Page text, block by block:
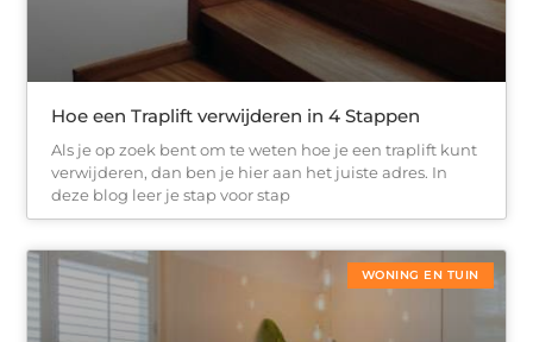
Hoe een Traplift verwijderen in 4 Stappen
Als je op zoek bent om te weten hoe je een traplift kunt
verwijderen, dan ben je hier aan het juiste adres. In
deze blog leer je stap voor stap
WONING EN TUIN